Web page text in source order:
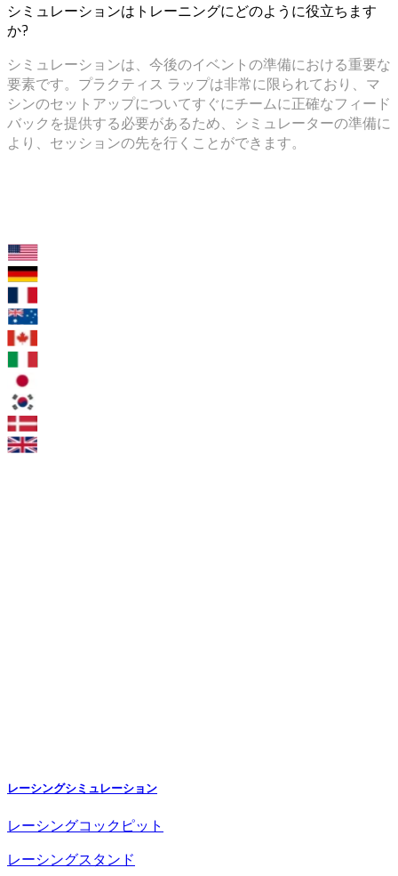
シミュレーションはトレーニングにどのように役立ちます
か?
シミュレーションは、今後のイベントの準備における重要な
要素です。プラクティス ラップは非常に限られており、マ
シンのセットアップについてすぐにチームに正確なフィード
バックを提供する必要があるため、シミュレーターの準備に
より、セッションの先を行くことができます。
レーシングシミュレーション
レーシングコックピット
レーシングスタンド